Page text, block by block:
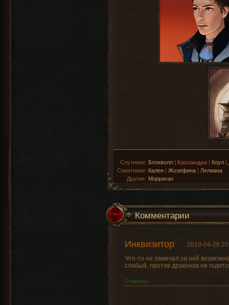
Спутники: Блэкволл | Кассандра | Коул |
Советники: Кален | Жозефина | Лелиана
Другие: Морриган
Комментарии
Инквизитор
2019-04-26
Что-то не замечал за ней
слабый, против драконов не
Ответить